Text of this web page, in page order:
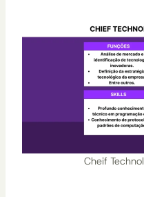
Cheif